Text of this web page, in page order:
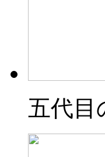
五代目